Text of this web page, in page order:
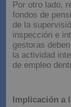
Por otro lado,
fondos de
de la
inspección e
gestoras
la actividad
de empleo
Implicación a